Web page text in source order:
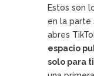
Estos son
en la parte
abres
espacio
solo para ti